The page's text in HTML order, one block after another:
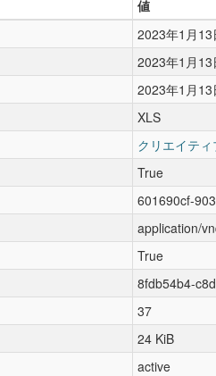
値
2023年1月13
2023年1月13
2023年1月13
XLS
クリエイテ
True
601690cf-
application/
True
8fdb54b4-
37
24 KiB
active